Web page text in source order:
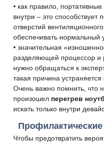
• как правило, портативные
внутри – это
отверстий
обеспечивать нормальный
• значительная
разделяющей процессор и
нужно обращаться к
такая причина
Очень важно помнить, что
произошел перегрев
искать только внутри
Чтобы предотвратить